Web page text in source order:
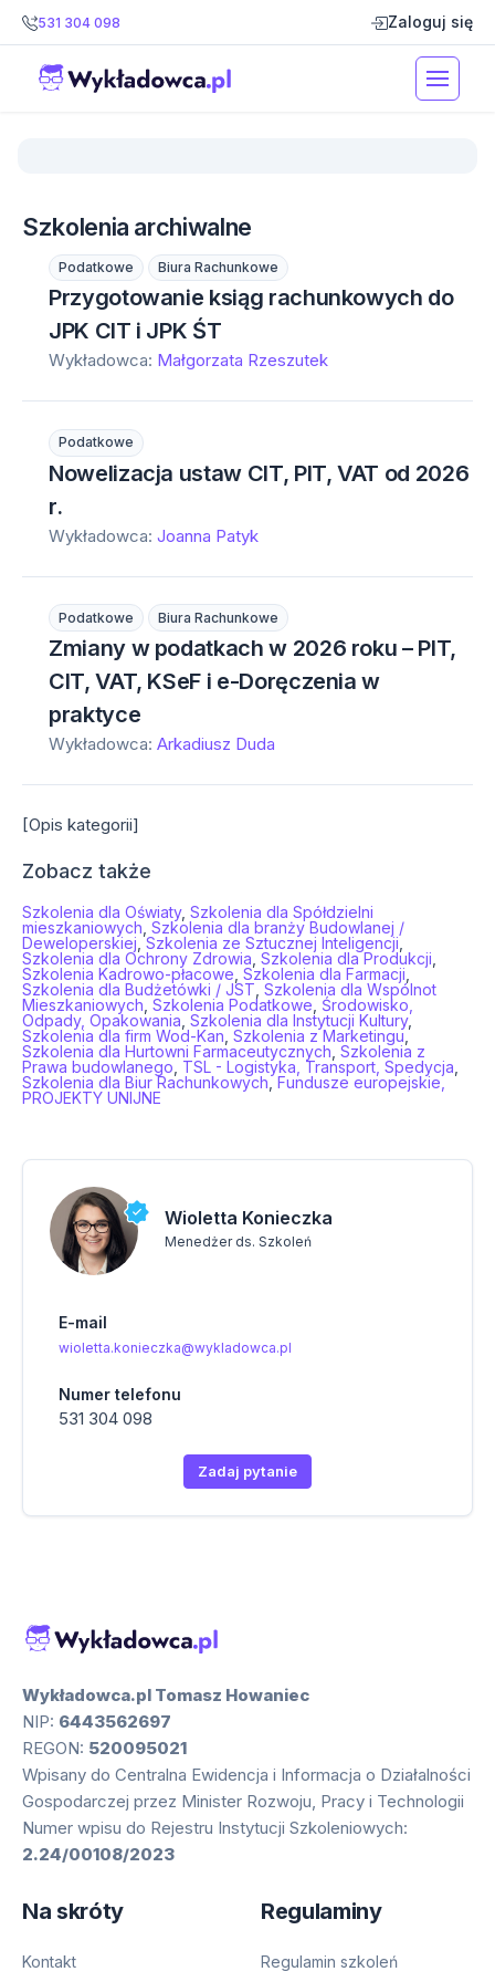
531 304 098 Zaloguj się
Wioletta Konieczka
Menedżer ds. Szkoleń
E-mail
wioletta.konieczka@wykladowca.pl
Numer telefonu
531 304 098
Zadaj pytanie
Szkolenia archiwalne
Podatkowe Biura Rachunkowe
Przygotowanie ksiąg rachunkowych do
JPK CIT i JPK ŚT
Wykładowca: Małgorzata Rzeszutek
Podatkowe
Nowelizacja ustaw CIT, PIT, VAT od 2026
r.
Wykładowca: Joanna Patyk
Podatkowe Biura Rachunkowe
Zmiany w podatkach w 2026 roku – PIT,
CIT, VAT, KSeF i e-Doręczenia w
praktyce
Wykładowca: Arkadiusz Duda
[Opis kategorii]
Zobacz także
Szkolenia dla Oświaty, Szkolenia dla Spółdzielni
mieszkaniowych Szkolenia dla branży Budowlanej /
Deweloperskiej ,Szkolenia ze Sztucznej Inteligencji
Szkolenia dla Ochrony Zdrowia Szkolenia dla Produkcji
Szkolenia Kadrowo-płacowe Szkolenia dla Farmacji
Szkolenia dla Budżetówki / JST Szkolenia dla Wspólnot
Mieszkaniowych Szkolenia Podatkowe Środowisko,
Odpady, Opakowania Szkolenia dla Instytucji Kultury,
Szkolenia dla firm Wod-Kan Szkolenia z Marketingu
Szkolenia dla Hurtowni Farmaceutycznych Szkolenia z
Prawa budowlanego TSL - Logistyka, Transport, Spedycja
Szkolenia dla Biur Rachunkowych,Fundusze europejskie,
PROJEKTY UNIJNE
Wykładowca.pl Tomasz Howaniec
NIP: 6443562697
REGON: 520095021
Wpisany do Centralna Ewidencja i Informacja o Działalności
Gospodarczej przez Minister Rozwoju, Pracy i Technologii
Numer wpisu do Rejestru Instytucji Szkoleniowych:
2.24/00108/2023
Na skróty
Kontakt
Regulaminy
Regulamin szkoleń